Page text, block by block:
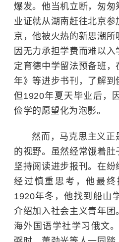
爆发。他当机立断，匆匆
业证就从湖南赶往北京
京，他被火热的新思潮
因无力承担学费而难以
定育德中学留法预备班
年》等进步书刊，了解到
但1920年夏天毕业后，
俭学的愿望化为泡影。
然而，马克思主义正
的视野。虽然经常饿着
坚持阅读进步报刊。在纷
经过慎重思考，他最终
1920年冬，他找到船山
介绍加入社会主义青年团
海外国语学社学习俄文